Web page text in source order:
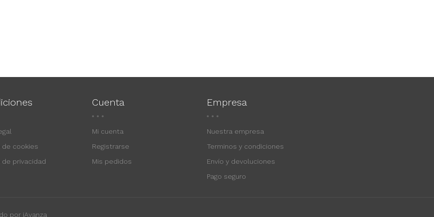
de cookies
de privacidad
Cuenta
Mi cuenta
Registrarse
Mis pedidos
Empresa
Nuestra empresa
Terminos y condiciones
Envío y devoluciones
Pago seguro
por iAvanza